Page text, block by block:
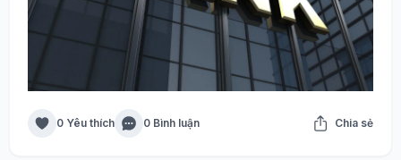
0 Yêu thích 0 Bình luận Chia sẻ